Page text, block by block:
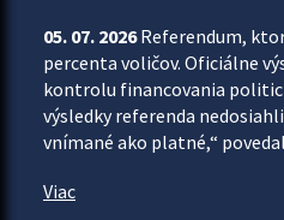
05. 07. 2026Referendum,
percenta voličov. Oficiálne
kontrolu financovania
výsledky referenda
vnímané ako platné,“
Viac